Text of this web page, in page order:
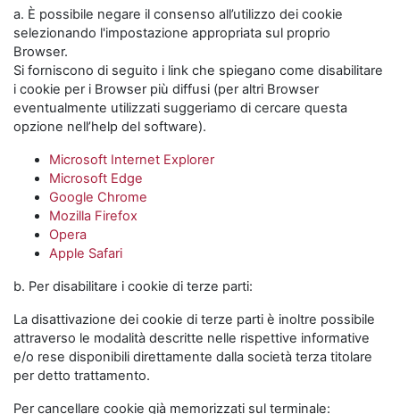
a. È possibile negare il consenso all’utilizzo dei cookie
selezionando l'impostazione appropriata sul proprio
Browser.
Si forniscono di seguito i link che spiegano come disabilitare
i cookie per i Browser più diffusi (per altri Browser
eventualmente utilizzati suggeriamo di cercare questa
opzione nell’help del software).
Microsoft Internet Explorer
Microsoft Edge
Google Chrome
Mozilla Firefox
Opera
Apple Safari
b. Per disabilitare i cookie di terze parti:
La disattivazione dei cookie di terze parti è inoltre possibile
attraverso le modalità descritte nelle rispettive informative
e/o rese disponibili direttamente dalla società terza titolare
per detto trattamento.
Per cancellare cookie già memorizzati sul terminale: